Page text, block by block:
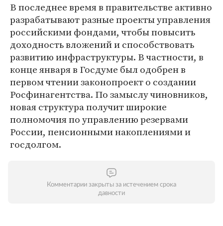
В последнее время в правительстве активно
разрабатывают разные проекты управления
российскими фондами, чтобы повысить
доходность вложений и способствовать
развитию инфраструктуры. В частности, в
конце января в Госдуме был одобрен в
первом чтении законопроект о создании
Росфинагентства. По замыслу чиновников,
новая структура получит широкие
полномочия по управлению резервами
России, пенсионными накоплениями и
госдолгом.
Комментарии закрыты за истечением срока
давности